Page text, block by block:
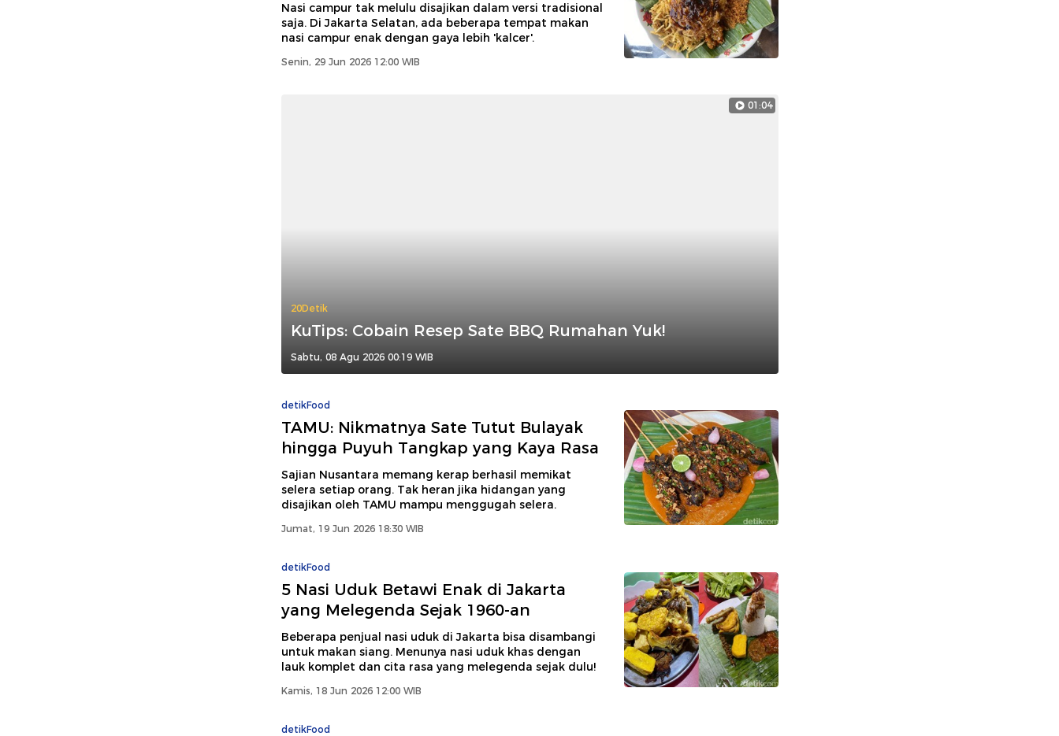
Nasi campur tak melulu disajikan dalam versi tradisional
saja. Di Jakarta Selatan, ada beberapa tempat makan
nasi campur enak dengan gaya lebih 'kalcer'.
Senin, 29 Jun 2026 12:00 WIB
01:04
20Detik
KuTips: Cobain Resep Sate BBQ Rumahan Yuk!
Sabtu, 08 Agu 2026 00:19 WIB
detikFood
TAMU: Nikmatnya Sate Tutut Bulayak
hingga Puyuh Tangkap yang Kaya Rasa
Sajian Nusantara memang kerap berhasil memikat
selera setiap orang. Tak heran jika hidangan yang
disajikan oleh TAMU mampu menggugah selera.
Jumat, 19 Jun 2026 18:30 WIB
detikFood
5 Nasi Uduk Betawi Enak di Jakarta
yang Melegenda Sejak 1960-an
Beberapa penjual nasi uduk di Jakarta bisa disambangi
untuk makan siang. Menunya nasi uduk khas dengan
lauk komplet dan cita rasa yang melegenda sejak dulu!
Kamis, 18 Jun 2026 12:00 WIB
detikFood